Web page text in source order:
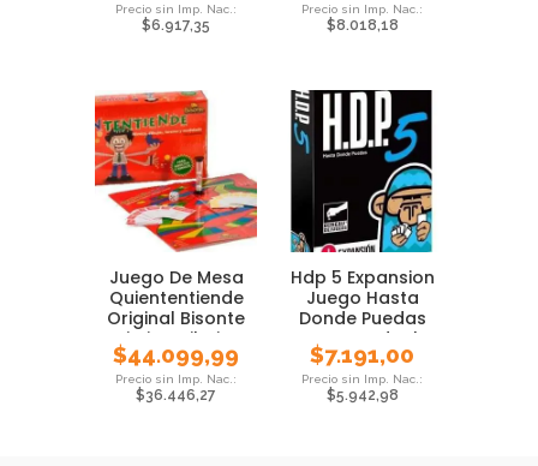
$6.917,35 $8.018,18
Juego De Mesa
Quiententiende
Original Bisonte
Mimica Dibujos
$44.099,99
$36.446,27
Hdp 5 Expansion
Juego Hasta
Donde Puedas
Cartas Ideal
Previa
$7.191,00
$5.942,98